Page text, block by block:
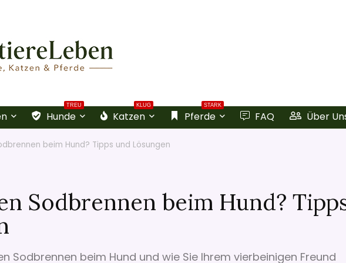
TREU
Hunde
KLUG
Katzen
STARK
Pferde FAQ Über
beim Hund? Tipps und Lösungen
Sodbrennen beim Hund?
Sodbrennen beim Hund und wie Sie Ihrem vierbeinigen Freund